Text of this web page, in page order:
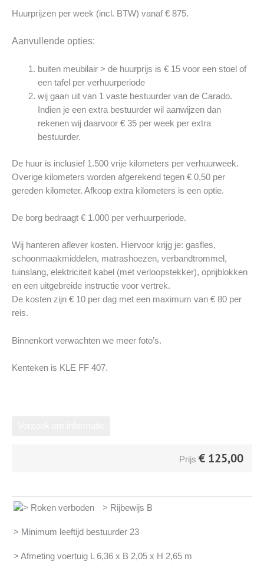
Huurprijzen per week (incl. BTW) vanaf € 875.
Aanvullende opties:
buiten meubilair > de huurprijs is € 15 voor een stoel of
een tafel per verhuurperiode
wij gaan uit van 1 vaste bestuurder van de Carado.
Indien je een extra bestuurder wil aanwijzen dan
rekenen wij daarvoor € 35 per week per extra
bestuurder.
De huur is inclusief 1.500 vrije kilometers per verhuurweek.
Overige kilometers worden afgerekend tegen € 0,50 per
gereden kilometer. Afkoop extra kilometers is een optie.
De borg bedraagt € 1.000 per verhuurperiode.
Wij hanteren aflever kosten. Hiervoor krijg je: gasfles,
schoonmaakmiddelen, matrashoezen, verbandtrommel,
tuinslang, elektriciteit kabel (met verloopstekker), oprijblokken
en een uitgebreide instructie voor vertrek.
De kosten zijn € 10 per dag met een maximum van € 80 per
reis.
Binnenkort verwachten we meer foto’s.
Kenteken is KLE FF 407.
Prijs € 125,00
> Rijbewijs B
> Minimum leeftijd bestuurder 23
> Afmeting voertuig L 6,36 x B 2,05 x H 2,65 m